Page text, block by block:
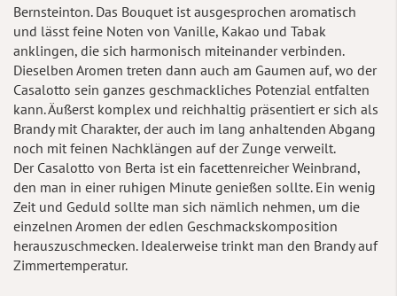
Bernsteinton. Das Bouquet ist ausgesprochen aromatisch
und lässt feine Noten von Vanille, Kakao und Tabak
anklingen, die sich harmonisch miteinander verbinden.
Dieselben Aromen treten dann auch am Gaumen auf, wo der
Casalotto sein ganzes geschmackliches Potenzial entfalten
kann. Äußerst komplex und reichhaltig präsentiert er sich als
Brandy mit Charakter, der auch im lang anhaltenden Abgang
noch mit feinen Nachklängen auf der Zunge verweilt.
Der Casalotto von Berta ist ein facettenreicher Weinbrand,
den man in einer ruhigen Minute genießen sollte. Ein wenig
Zeit und Geduld sollte man sich nämlich nehmen, um die
einzelnen Aromen der edlen Geschmackskomposition
herauszuschmecken. Idealerweise trinkt man den Brandy auf
Zimmertemperatur.